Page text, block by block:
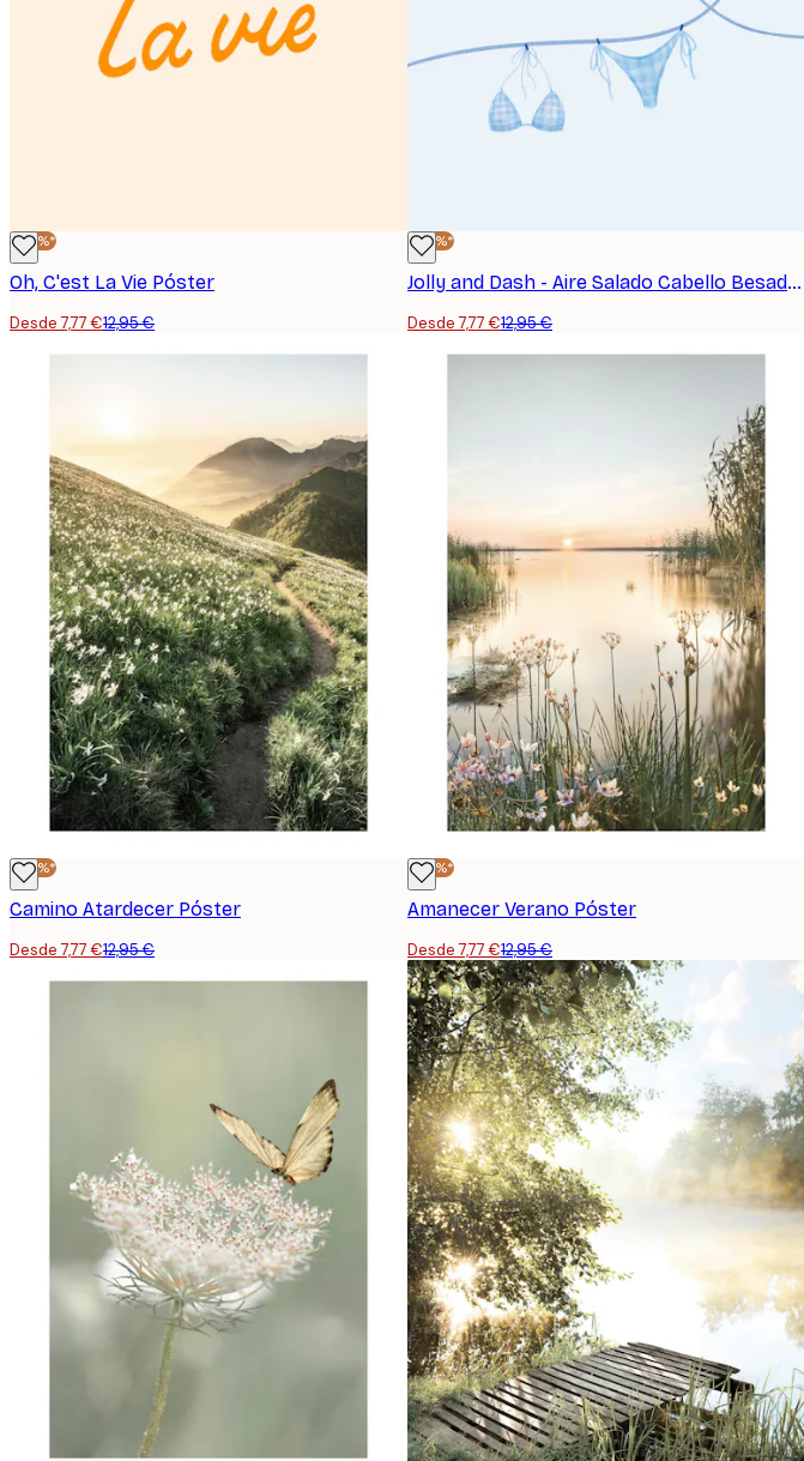
-40%*
Oh, C'est La Vie Póster
Desde 7,77 €12,95 €
-40%*
Jolly and Dash - Aire Salado Cabello Besado por el Sol Póster
Desde 7,77 €12,95 €
-40%*
Camino Atardecer Póster
Desde 7,77 €12,95 €
-40%*
Amanecer Verano Póster
Desde 7,77 €12,95 €